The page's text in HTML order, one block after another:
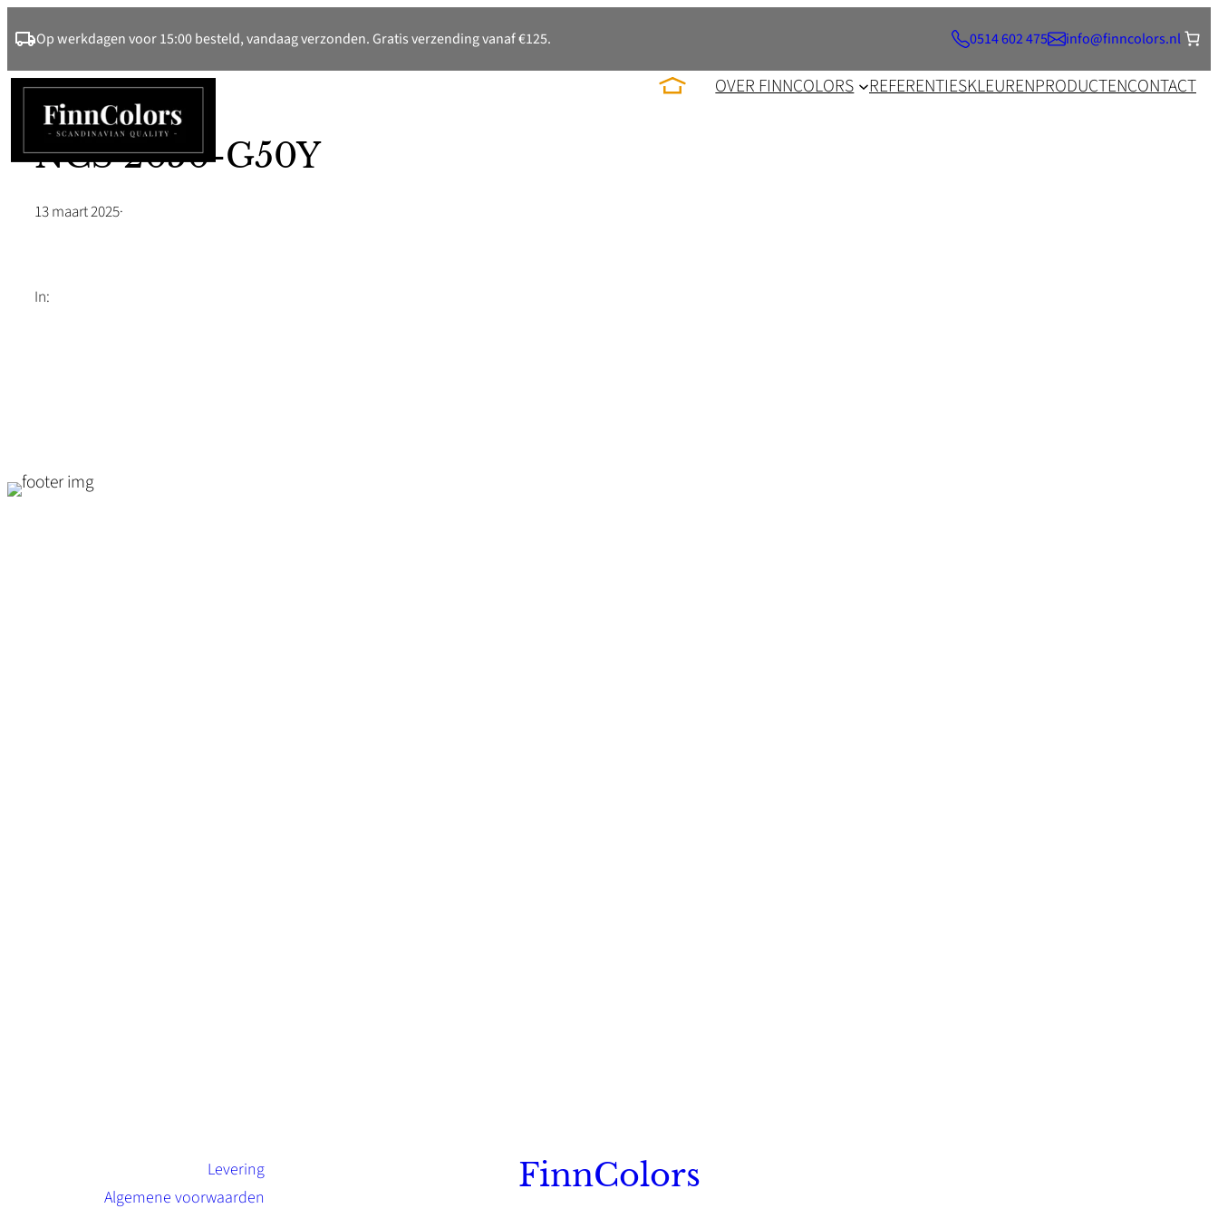
naar
de
inhoud
Op werkdagen voor 15:00 besteld, vandaag verzonden. Gratis verzending vanaf €125. 0514 602 475 info@finncolors.nl
OVER FINNCOLORS REFERENTIESKLEURENPRODUCTENCONTACT
NCS 2050-G50Y
13 maart 2025·
In:
Levering
Algemene voorwaarden
FinnColors